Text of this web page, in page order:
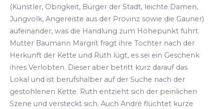
(Künstler, Obrigkeit, Bürger der Stadt, leichte Damen,
Jungvolk, Angereiste aus der Provinz sowie die Gauner)
aufeinander, was die Handlung zum Höhepunkt führt.
Mutter Baumann Margrit fragt ihre Tochter nach der
Herkunft der Kette und Ruth lügt, es sei ein Geschenk
ihres Verlobten. Dieser aber betritt kurz darauf das
Lokal und ist berufshalber auf der Suche nach der
gestohlenen Kette. Ruth entzieht sich der peinlichen
Szene und versteckt sich. Auch André flüchtet kurze